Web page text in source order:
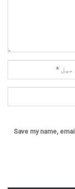
Save my name,